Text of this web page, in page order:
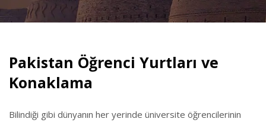
Pakistan Öğrenci Yurtları ve
Konaklama
Bilindiği gibi dünyanın her yerinde üniversite öğrencilerinin